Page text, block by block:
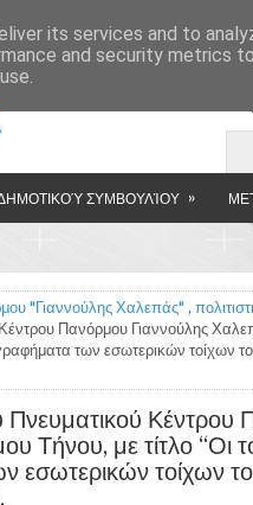
ΣΥΜΒΟΥΛΊΟΥ »
"Γιαννούλης Χαλεπάς" ,
Πανόρμου Γιαννούλης
των εσωτερικών τοίχων
Κέντρου
Τήνου, με τίτλο “Οι
εσωτερικών τοίχων
its services and to
and security metrics